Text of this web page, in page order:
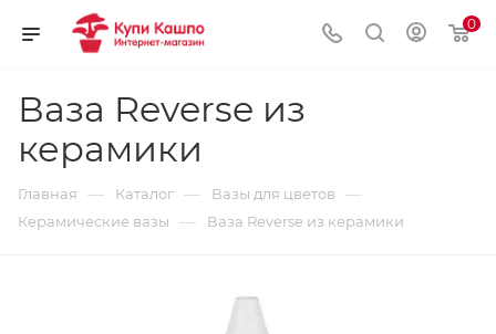
0
Ваза Reverse из
керамики
Главная — Каталог — Вазы для цветов —
Керамические вазы — Ваза Reverse из керамики